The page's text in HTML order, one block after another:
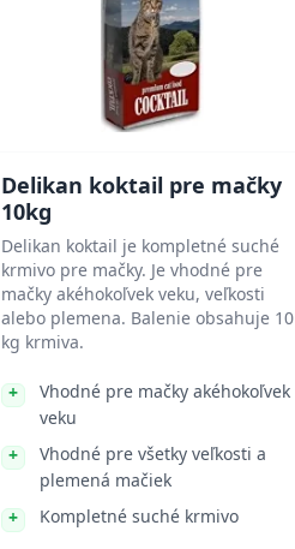
Delikan koktail pre mačky
10kg
Delikan koktail je kompletné suché
krmivo pre mačky. Je vhodné pre
mačky akéhokoľvek veku, veľkosti
alebo plemena. Balenie obsahuje 10
kg krmiva.
Vhodné pre mačky akéhokoľvek
veku
Vhodné pre všetky veľkosti a
plemená mačiek
Kompletné suché krmivo